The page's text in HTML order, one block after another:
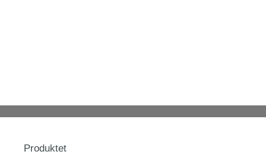
Produktet